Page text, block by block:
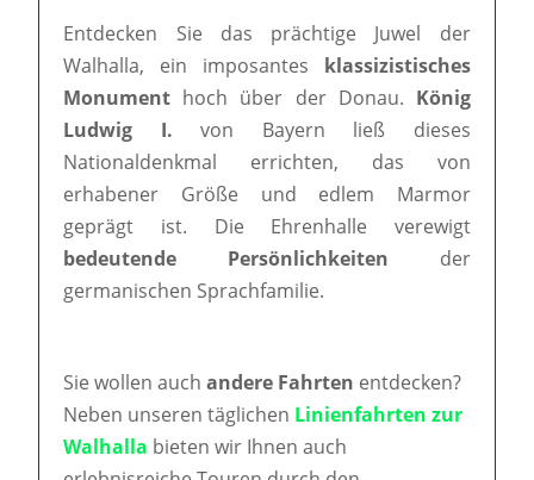
Entdecken Sie das prächtige Juwel der
Walhalla, ein imposantes klassizistisches
Monument hoch über der Donau. König
Ludwig I. von Bayern ließ dieses
Nationaldenkmal errichten, das von
erhabener Größe und edlem Marmor
geprägt ist. Die Ehrenhalle verewigt
bedeutende Persönlichkeiten der
germanischen Sprachfamilie.
Sie wollen auchandere Fahrten entdecken?
Neben unseren täglichen Linienfahrten zur
Walhalla bieten wir Ihnen auch